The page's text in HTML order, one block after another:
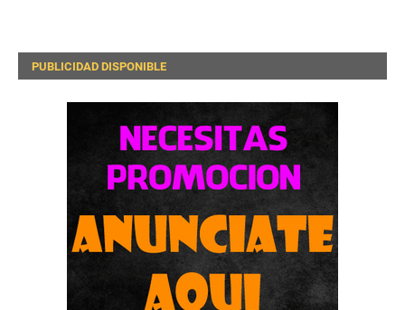
PUBLICIDAD DISPONIBLE